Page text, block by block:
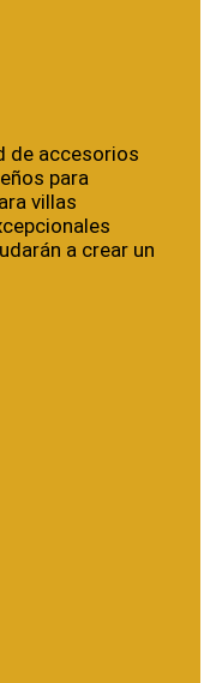
de accesorios
para
villas
a crear un